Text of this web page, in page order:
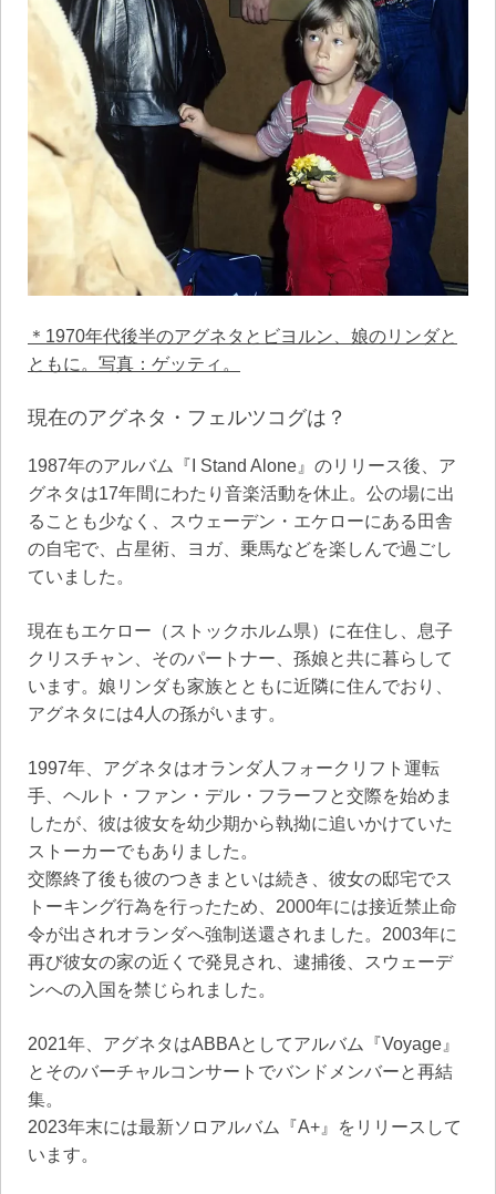
＊1970年代後半のアグネタとビヨルン、娘のリンダと
ともに。写真：ゲッティ。
現在のアグネタ・フェルツコグは？
1987年のアルバム『I Stand Alone』のリリース後、ア
グネタは17年間にわたり音楽活動を休止。公の場に出
ることも少なく、スウェーデン・エケローにある田舎
の自宅で、占星術、ヨガ、乗馬などを楽しんで過ごし
ていました。
現在もエケロー（ストックホルム県）に在住し、息子
クリスチャン、そのパートナー、孫娘と共に暮らして
います。娘リンダも家族とともに近隣に住んでおり、
アグネタには4人の孫がいます。
1997年、アグネタはオランダ人フォークリフト運転
手、ヘルト・ファン・デル・フラーフと交際を始めま
したが、彼は彼女を幼少期から執拗に追いかけていた
ストーカーでもありました。
交際終了後も彼のつきまといは続き、彼女の邸宅でス
トーキング行為を行ったため、2000年には接近禁止命
令が出されオランダへ強制送還されました。2003年に
再び彼女の家の近くで発見され、逮捕後、スウェーデ
ンへの入国を禁じられました。
2021年、アグネタはABBAとしてアルバム『Voyage』
とそのバーチャルコンサートでバンドメンバーと再結
集。
2023年末には最新ソロアルバム『A+』をリリースして
います。